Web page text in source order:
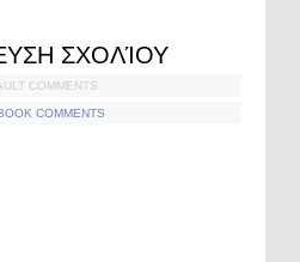
ΣΧΟΛΊΟΥ
COMMENTS
COMMENTS